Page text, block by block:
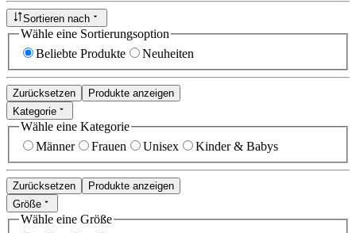
Sortieren nach
Wähle eine Sortierungsoption
Beliebte Produkte
Neuheiten
Zurücksetzen
Produkte anzeigen
Kategorie
Wähle eine Kategorie
Männer
Frauen Unisex Kinder & Babys
Zurücksetzen
Produkte anzeigen
Größe
Wähle eine Größe